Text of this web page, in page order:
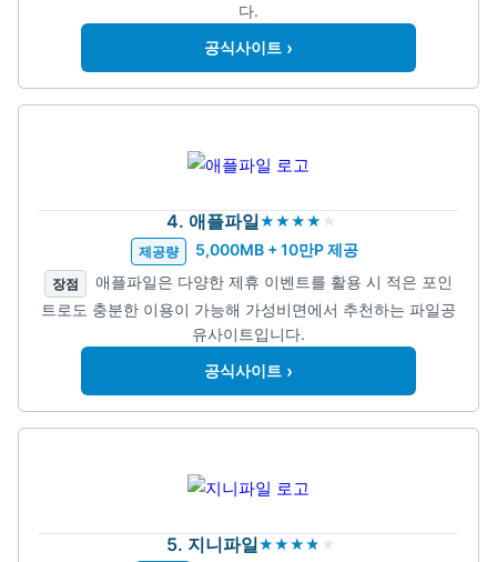
다.
공식사이트 ›
4. 애플파일
제공량 5,000MB + 10만P 제공
장점
애플파일은 다양한 제휴 이벤트를 활용 시 적은 포인
트로도 충분한 이용이 가능해 가성비면에서 추천하는 파일공
유사이트입니다.
공식사이트 ›
5. 지니파일